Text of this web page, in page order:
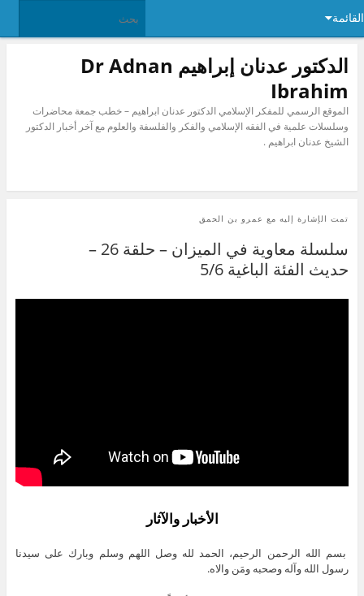
القائمة
الدكتور عدنان إبراهيم Dr Adnan
Ibrahim
الموقع الرسمي للمفكر الإسلامي الدكتور عدنان ابراهيم – خطب جمعة محاضرات
وسلسلات علمية في الفقه الإسلامي والفكر والفلسفة والعلوم مع آخر أخبار الدكتور
الشيخ عدنان ابراهيم .
تمت الإشارة إليه مع عمرو بن الحمق
سلسلة معاوية في الميزان – حلقة 26 –
حديث الفئة الباغية 5/6
الأخبار والآثار
بسم الله الرحمن الرحيم، الحمد لله وصل اللهم وسلم وبارك على سيدنا
رسول الله وآله وصحبه ومَن والاه.